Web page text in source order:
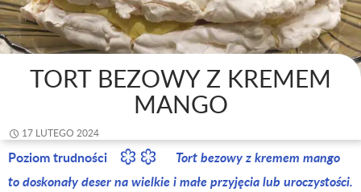
TORT BEZOWY Z KREMEM
MANGO
17 LUTEGO 2024
Poziom trudności
Tort bezowy z kremem mango
to doskonały deser na wielkie i małe przyjęcia lub uroczystości.